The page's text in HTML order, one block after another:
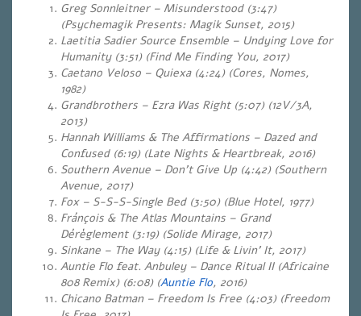
Greg Sonnleitner – Misunderstood (3:47)
(Psychemagik Presents: Magik Sunset, 2015)
Laetitia Sadier Source Ensemble – Undying Love for
Humanity (3:51) (Find Me Finding You, 2017)
Caetano Veloso – Quiexa (4:24) (Cores, Nomes,
1982)
Grandbrothers – Ezra Was Right (5:07) (12V/3A,
2013)
Hannah Williams & The Affirmations – Dazed and
Confused (6:19) (Late Nights & Heartbreak, 2016)
Southern Avenue – Don’t Give Up (4:42) (Southern
Avenue, 2017)
Fox – S-S-S-Single Bed (3:50) (Blue Hotel, 1977)
Fránçois & The Atlas Mountains – Grand
Dérèglement (3:19) (Solide Mirage, 2017)
Sinkane – The Way (4:15) (Life & Livin’ It, 2017)
Auntie Flo feat. Anbuley – Dance Ritual II (Africaine
808 Remix) (6:08) (Auntie Flo, 2016)
Chicano Batman – Freedom Is Free (4:03) (Freedom